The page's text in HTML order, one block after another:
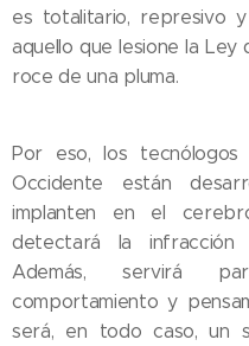
es totalitario, represivo
aquello que lesione la Ley
roce de una pluma.
Por eso, los
Occidente están
implanten en el
detectará la infracción
Además, servirá
comportamiento y
será, en todo caso, un